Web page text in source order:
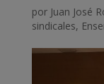
por Juan José
sindicales,